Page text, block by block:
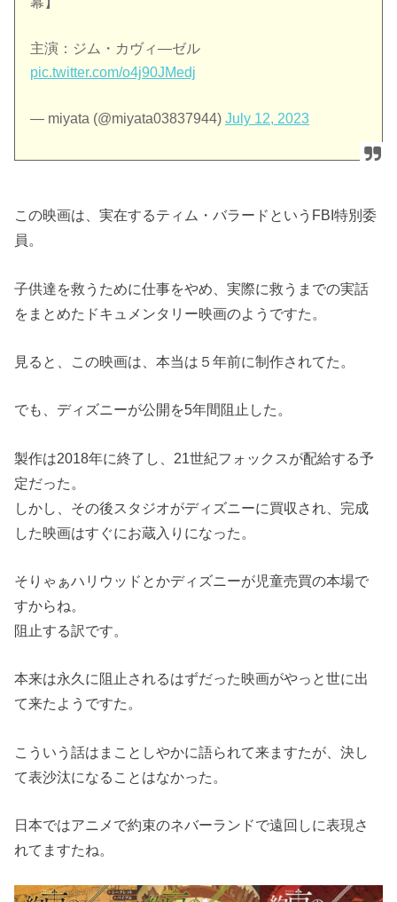
主演：ジム・カヴィ―ゼル
pic.twitter.com/o4j90JMedj
— miyata (@miyata03837944)July 12, 2023
この映画は、実在するティム・バラードというFBI特別委
員。
子供達を救うために仕事をやめ、実際に救うまでの実話
をまとめたドキュメンタリー映画のようですた。
見ると、この映画は、本当は５年前に制作されてた。
でも、ディズニーが公開を5年間阻止した。
製作は2018年に終了し、21世紀フォックスが配給する予
定だった。
しかし、その後スタジオがディズニーに買収され、完成
した映画はすぐにお蔵入りになった。
そりゃぁハリウッドとかディズニーが児童売買の本場で
すからね。
阻止する訳です。
本来は永久に阻止されるはずだった映画がやっと世に出
て来たようですた。
こういう話はまことしやかに語られて来ますたが、決し
て表沙汰になることはなかった。
日本ではアニメで約束のネバーランドで遠回しに表現さ
れてますたね。